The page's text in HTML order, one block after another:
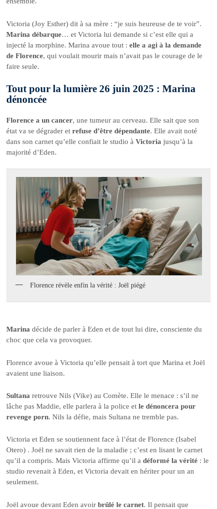
Victoria (Joy Esther) dit à sa mère : “je suis heureuse de te voir”.
Marina débarque… et Victoria lui demande si c’est elle qui a
injecté la morphine. Marina avoue tout :elle a agi à la demande
de Florence, qui voulait mourir mais n’avait pas le courage de le
faire seule.
Tout pour la lumière 26 juin 2025 : Marina
dénoncée
Florence a un cancer, une tumeur au cerveau. Elle sait que son
état va se dégrader etrefuse d’être dépendante. Elle avait noté
dans son carnet qu’elle confiait le studio àVictoria jusqu’à la
majorité d’Eden.
Florence révèle enfin la vérité : Joël piégé
Marina décide de parler à Eden et de tout lui dire, consciente du
choc que cela va provoquer.
Florence avoue à Victoria qu’elle pensait à tort que Marina et Joël
avaient une liaison.
Sultana retrouve Nils (Vike) au Comète. Elle le menace : s’il ne
lâche pas Maddie, elle parlera à la police etle dénoncera pour
revenge porn. Nils la défie, mais Sultana ne tremble pas.
Victoria et Eden se soutiennent face à l’état de Florence (Isabel
Otero) . Joël ne savait rien de la maladie ; c’est en lisant le carnet
qu’il a compris. Mais Victoria affirme qu’il adéformé la vérité : le
studio revenait à Eden, et Victoria devait en hériter pour un an
seulement.
Joël avoue devant Eden avoirbrûlé le carnet. Il pensait que